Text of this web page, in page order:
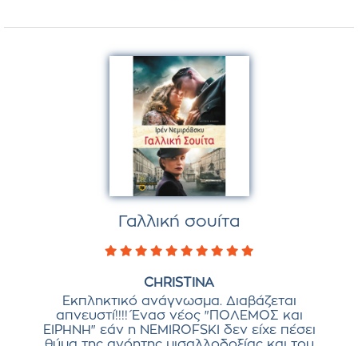
Γαλλική σουίτα
CHRISTINA
Εκπληκτικό ανάγνωσμα. Διαβάζεται
απνευστί!!!! Ένασ νέος "ΠΟΛΕΜΟΣ και
ΕΙΡΗΝΗ" εάν η NEMIROFSKI δεν είχε πέσει